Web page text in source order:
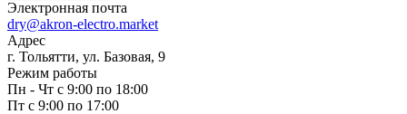
Электронная почта
dry@akron-electro.market
Адрес
г. Тольятти, ул. Базовая, 9
Режим работы
Пн - Чт с 9:00 по 18:00
Пт с 9:00 по 17:00